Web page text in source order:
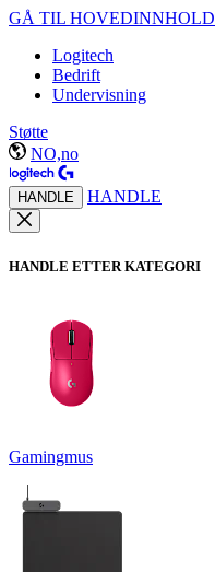
GÅ TIL HOVEDINNHOLD
Logitech
Bedrift
Undervisning
Støtte
NO,no
HANDLE HANDLE
HANDLE ETTER KATEGORI
Gamingmus